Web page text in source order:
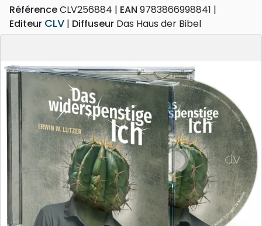
RéférenceCLV256884 EAN 9783866998841
Editeur CLV Diffuseur Das Haus der Bibel